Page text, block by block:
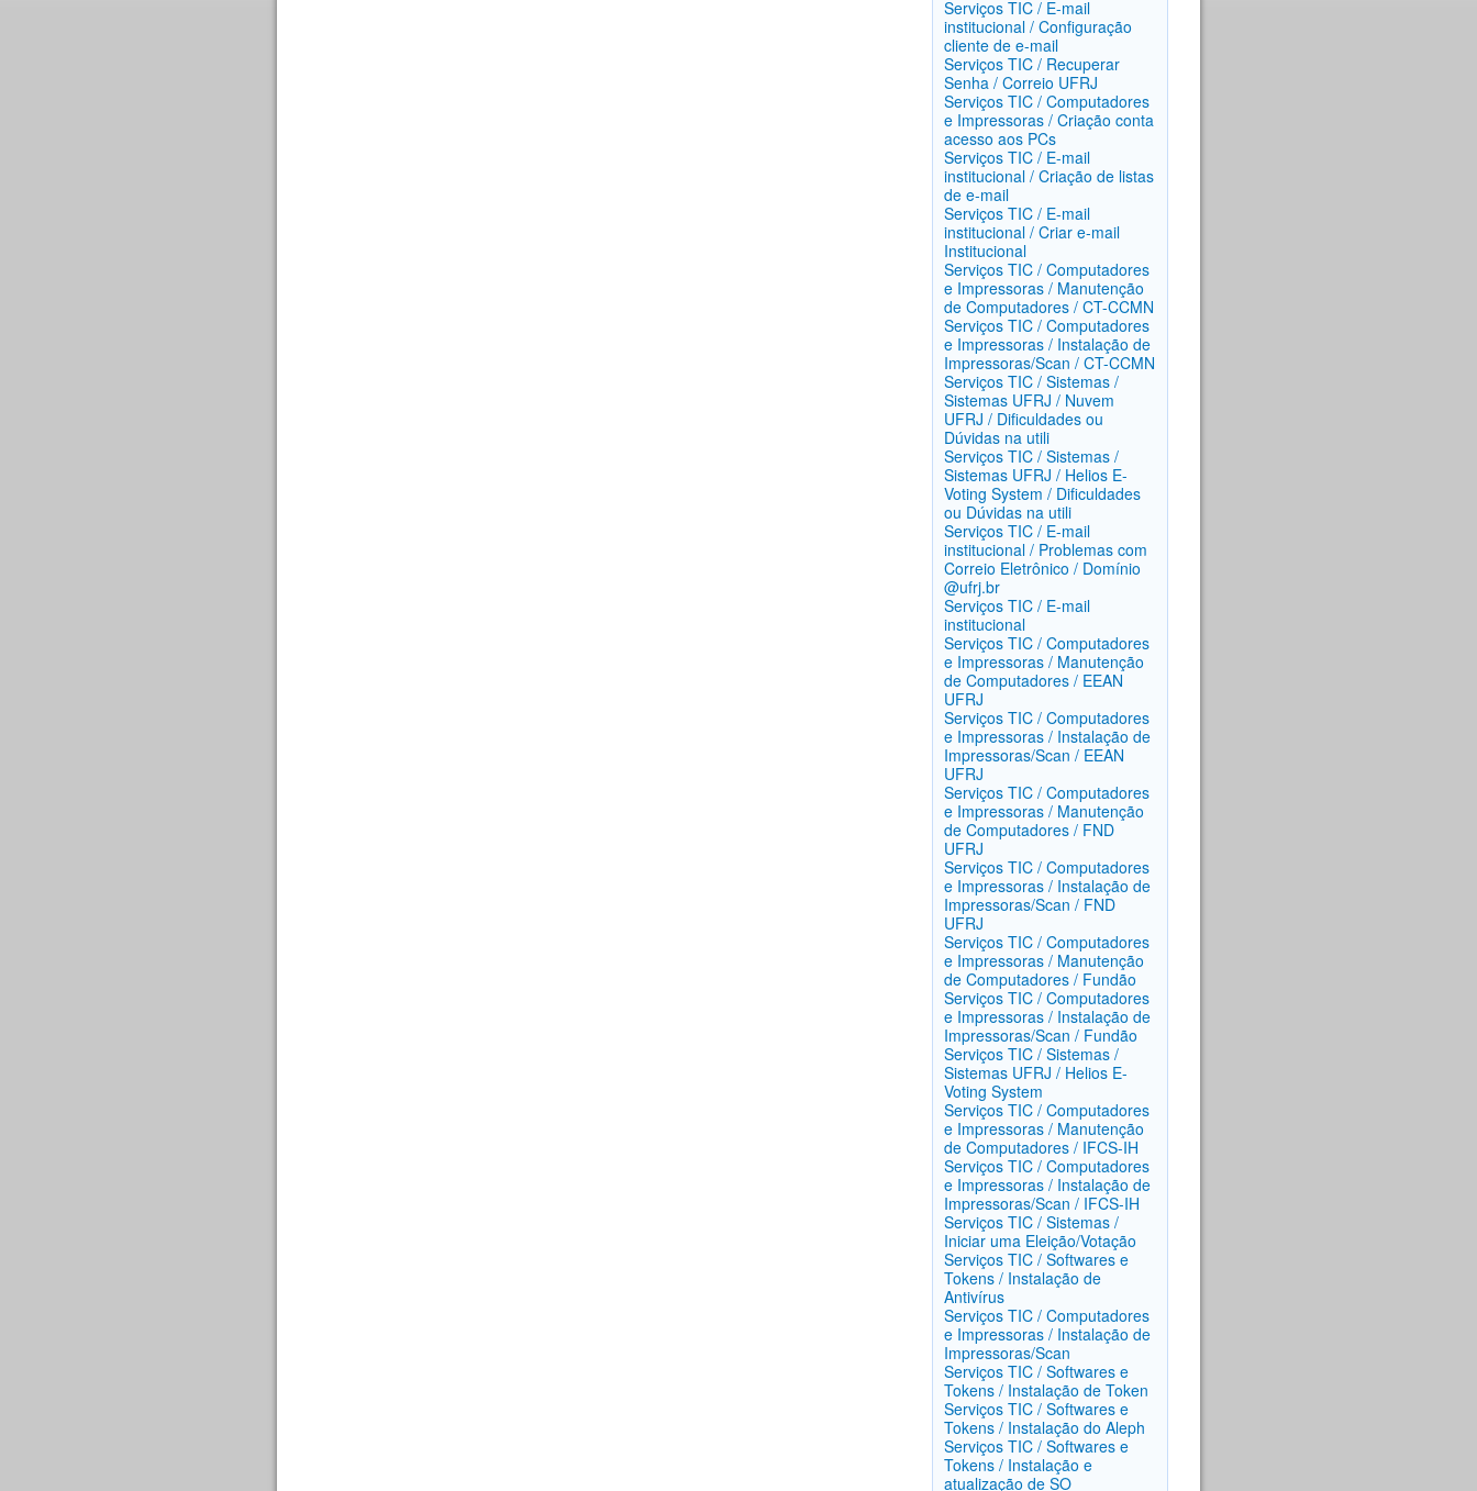
Serviços TIC / E-mail
institucional / Configuração
cliente de e-mail
Serviços TIC / Recuperar
Senha / Correio UFRJ
Serviços TIC / Computadores
e Impressoras / Criação conta
acesso aos PCs
Serviços TIC / E-mail
institucional / Criação de listas
de e-mail
Serviços TIC / E-mail
institucional / Criar e-mail
Institucional
Serviços TIC / Computadores
e Impressoras / Manutenção
de Computadores / CT-CCMN
Serviços TIC / Computadores
e Impressoras / Instalação de
Impressoras/Scan / CT-CCMN
Serviços TIC / Sistemas /
Sistemas UFRJ / Nuvem
UFRJ / Dificuldades ou
Dúvidas na utili
Serviços TIC / Sistemas /
Sistemas UFRJ / Helios E-
Voting System / Dificuldades
ou Dúvidas na utili
Serviços TIC / E-mail
institucional / Problemas com
Correio Eletrônico / Domínio
@ufrj.br
Serviços TIC / E-mail
institucional
Serviços TIC / Computadores
e Impressoras / Manutenção
de Computadores / EEAN
UFRJ
Serviços TIC / Computadores
e Impressoras / Instalação de
Impressoras/Scan / EEAN
UFRJ
Serviços TIC / Computadores
e Impressoras / Manutenção
de Computadores / FND
UFRJ
Serviços TIC / Computadores
e Impressoras / Instalação de
Impressoras/Scan / FND
UFRJ
Serviços TIC / Computadores
e Impressoras / Manutenção
de Computadores / Fundão
Serviços TIC / Computadores
e Impressoras / Instalação de
Impressoras/Scan / Fundão
Serviços TIC / Sistemas /
Sistemas UFRJ / Helios E-
Voting System
Serviços TIC / Computadores
e Impressoras / Manutenção
de Computadores / IFCS-IH
Serviços TIC / Computadores
e Impressoras / Instalação de
Impressoras/Scan / IFCS-IH
Serviços TIC / Sistemas /
Iniciar uma Eleição/Votação
Serviços TIC / Softwares e
Tokens / Instalação de
Antivírus
Serviços TIC / Computadores
e Impressoras / Instalação de
Impressoras/Scan
Serviços TIC / Softwares e
Tokens / Instalação de Token
Serviços TIC / Softwares e
Tokens / Instalação do Aleph
Serviços TIC / Softwares e
Tokens / Instalação e
atualização de SO